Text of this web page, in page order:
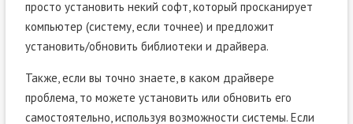
просто установить некий софт, который просканирует
компьютер (систему, если точнее) и предложит
установить/обновить библиотеки и драйвера.
Также, если вы точно знаете, в каком драйвере
проблема, то можете установить или обновить его
самостоятельно, используя возможности системы. Если